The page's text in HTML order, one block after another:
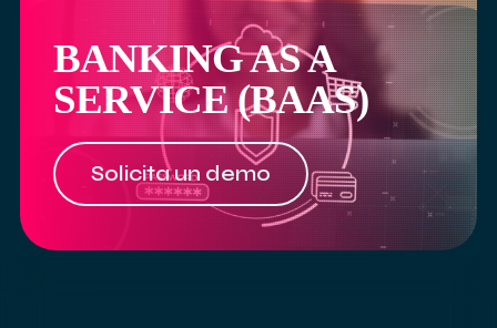
BANKING AS A
SERVICE (BAAS)
Solicita un demo